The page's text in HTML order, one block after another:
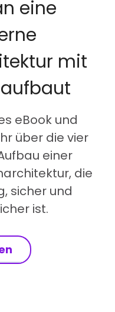
eine
mit
eBook und
über die vier
einer
die
sicher und
ist.